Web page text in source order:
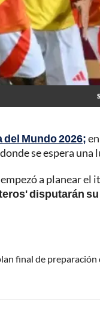
del Mundo 2026;
se espera
a planear
disputarán
final de